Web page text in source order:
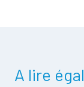
A lire